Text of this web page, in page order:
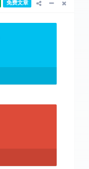
免费文章